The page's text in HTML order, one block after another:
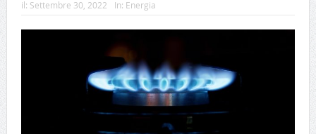
il: Settembre 30, 2022 In: Energia